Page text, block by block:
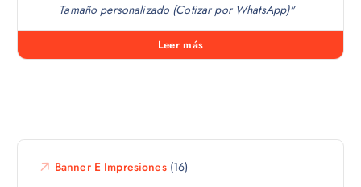
Tamaño personalizado (Cotizar por WhatsApp)"
Leer más
Banner E Impresiones(16)